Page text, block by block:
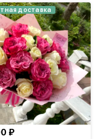
доставка
₽